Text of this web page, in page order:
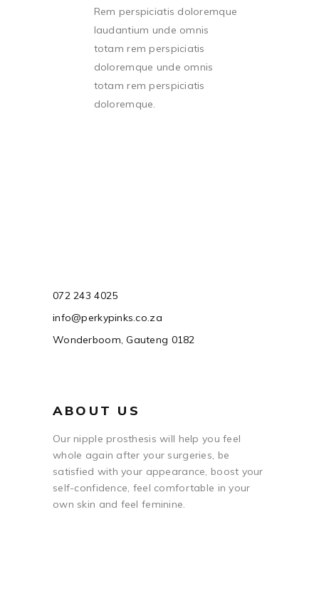
Rem perspiciatis doloremque
laudantium unde omnis
totam rem perspiciatis
doloremque unde omnis
totam rem perspiciatis
doloremque.
072 243 4025
info@perkypinks.co.za
Wonderboom, Gauteng 0182
ABOUT US
Our nipple prosthesis will help you feel
whole again after your surgeries, be
satisfied with your appearance, boost your
self-confidence, feel comfortable in your
own skin and feel feminine.